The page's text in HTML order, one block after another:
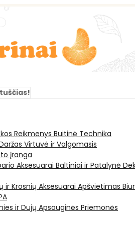
Reikmenys Buitinė Technika
Virtuvė ir Valgomasis
įranga
Aksesuarai Baltiniai ir Patalynė
ir Krosnių Aksesuarai Apšvietimas
ir Dujų Apsauginės Priemonės